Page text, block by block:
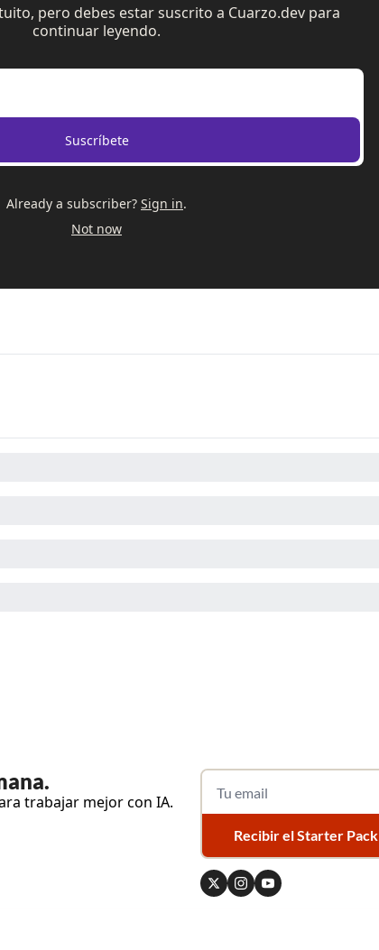
pero debes estar suscrito a Cuarzo.dev para
continuar leyendo.
Suscríbete
Already a subscriber? Sign in.
Not now
trabajar mejor con IA.
Recibir el Starter Pack